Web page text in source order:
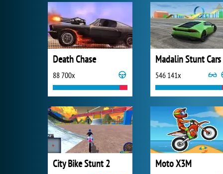
Death Chase
88 700x
Madalin Stunt
546 141x
City Bike Stunt 2 Moto X3M